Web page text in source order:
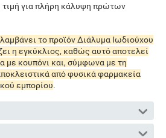
τιμή για πλήρη κάλυψη πρώτων
το προϊόν Διάλυμα Ιωδιούχου
η εγκύκλιος, καθώς αυτό αποτελεί
με κουπόνι και, σύμφωνα με τη
από φυσικά φαρμακεία
εμπορίου.